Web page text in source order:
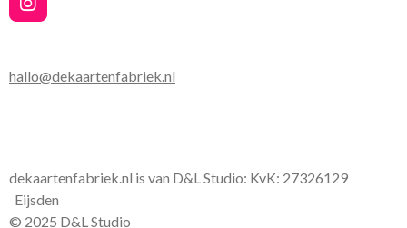
I
n
a
hallo@dekaartenfabriek.nl
dekaartenfabriek.nl is van D&L Studio: KvK: 27326129
Eijsden
© 2025 D&L Studio